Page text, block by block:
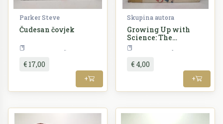
Parker Steve
Čudesan čovjek
€ 17,00
+
Skupina autora
Growing Up with
Science: The
Illustrated
Encyclopedia of
Invention
€ 4,00
+